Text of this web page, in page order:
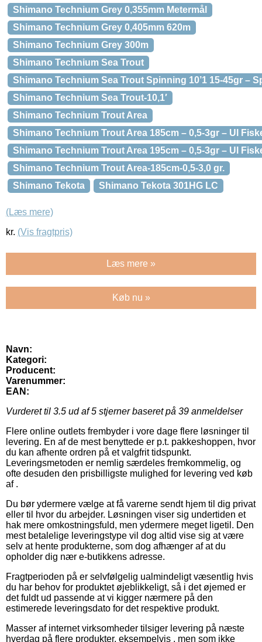
Shimano Technium Grey 0,355mm Metermål
Shimano Technium Grey 0,405mm 620m
Shimano Technium Grey 300m
Shimano Technium Sea Trout
Shimano Technium Sea Trout Spinning 10’1 15-45gr –
Shimano Technium Sea Trout-10,1′
Shimano Technium Trout Area
Shimano Technium Trout Area 185cm – 0,5-3gr – Ul
Shimano Technium Trout Area 195cm – 0,5-3gr – Ul
Shimano Technium Trout Area-185cm-0,5-3,0 gr.
Shimano Tekota
Shimano Tekota 301HG LC
(Læs mere)
kr. (Vis fragtpris)
Læs mere »
Køb nu »
Navn:
Kategori:
Producent:
Varenummer:
EAN:
Vurderet til 3.5 ud af 5 stjerner baseret på 39 anmeldelser
Flere online outlets frembyder i vore dage flere løsninger til
levering. En af de mest benyttede er p.t. pakkeshoppen, hvor
du kan afhente ordren på et valgfrit tidspunkt.
Leveringsmetoden er nemlig særdeles fremkommelig, og
ofte desuden den prisbilligste mulighed for levering ved køb
af .
Du bør ydermere vælge at få varerne sendt hjem til dig privat
eller til hvor du arbejder. Løsningen viser sig undertiden et
hak mere omkostningsfuld, men ydermere meget ligetil. Den
mest betalelige leveringstype vil dog altid vise sig at være
selv at hente produkterne, som dog afhænger af at du
opholder dig nær e-butikkens adresse.
Fragtperioden på er selvfølgelig ualmindeligt væsentlig hvis
du har behov for produktet øjeblikkeligt, så i det øjemed er
det fuldt ud passende at vi kigger nærmere på den
estimerede leveringsdato for det respektive produkt.
Masser af internet virksomheder tilsiger levering på næste
hverdag på flere produkter, eksempelvis , men som ikke